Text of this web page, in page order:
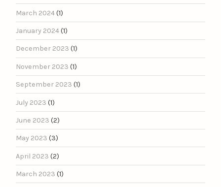
March 2024(1)
January 2024(1)
December 2023 (1)
November 2023 (1)
September 2023 (1)
July 2023 (1)
June 2023 (2)
May 2023 (3)
April 2023 (2)
March 2023 (1)